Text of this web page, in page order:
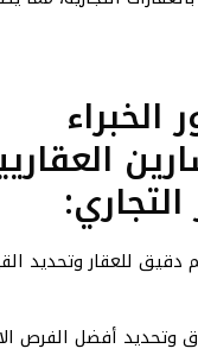
التجاري:
دقيق للعقار وتحديد
وتحديد أفضل الفرص